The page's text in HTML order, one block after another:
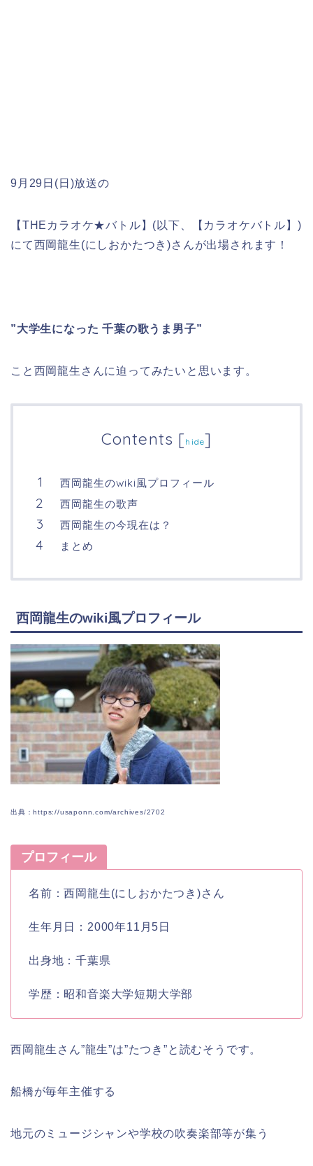
9月29日(日)放送の
【THEカラオケ★バトル】(以下、【カラオケバトル】)
にて西岡龍生(にしおかたつき)さんが出場されます！
”大学生になった 千葉の歌うま男子”
こと西岡龍生さんに迫ってみたいと思います。
Contents [hide]
西岡龍生のwiki風プロフィール
西岡龍生の歌声
西岡龍生の今現在は？
まとめ
西岡龍生のwiki風プロフィール
出典：https://usaponn.com/archives/2702
プロフィール
名前：西岡龍生(にしおかたつき)さん
生年月日：2000年11月5日
出身地：千葉県
学歴：昭和音楽大学短期大学部
西岡龍生さん”龍生”は”たつき”と読むそうです。
船橋が毎年主催する
地元のミュージシャンや学校の吹奏楽部等が集う